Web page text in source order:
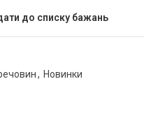
до списку бажань
, Новинки